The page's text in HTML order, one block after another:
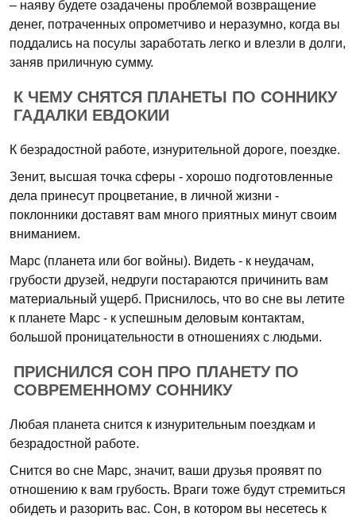
– наяву будете озадачены проблемой возвращение
денег, потраченных опрометчиво и неразумно, когда вы
поддались на посулы заработать легко и влезли в долги,
заняв приличную сумму.
К ЧЕМУ СНЯТСЯ ПЛАНЕТЫ ПО СОННИКУ
ГАДАЛКИ ЕВДОКИИ
К безрадостной работе, изнурительной дороге, поездке.
Зенит, высшая точка сферы - хорошо подготовленные
дела принесут процветание, в личной жизни -
поклонники доставят вам много приятных минут своим
вниманием.
Марс (планета или бог войны). Видеть - к неудачам,
грубости друзей, недруги постараются причинить вам
материальный ущерб. Приснилось, что во сне вы летите
к планете Марс - к успешным деловым контактам,
большой проницательности в отношениях с людьми.
ПРИСНИЛСЯ СОН ПРО ПЛАНЕТУ ПО
СОВРЕМЕННОМУ СОННИКУ
Любая планета снится к изнурительным поездкам и
безрадостной работе.
Снится во сне Марс, значит, ваши друзья проявят по
отношению к вам грубость. Враги тоже будут стремиться
обидеть и разорить вас. Сон, в котором вы несетесь к